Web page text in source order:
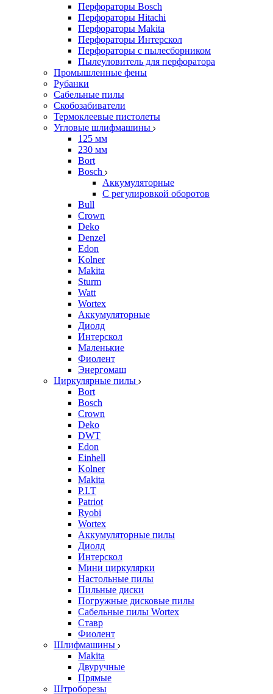
Перфораторы Bosch
Перфораторы Hitachi
Перфораторы Makita
Перфораторы Интерскол
Перфораторы с пылесборником
Пылеуловитель для перфоратора
Промышленные фены
Рубанки
Сабельные пилы
Скобозабиватели
Термоклеевые пистолеты
Угловые шлифмашины
125 мм
230 мм
Bort
Bosch
Аккумуляторные
С регулировкой оборотов
Bull
Crown
Deko
Denzel
Edon
Kolner
Makita
Sturm
Watt
Wortex
Аккумуляторные
Диолд
Интерскол
Маленькие
Фиолент
Энергомаш
Циркулярные пилы
Bort
Bosch
Crown
Deko
DWT
Edon
Einhell
Kolner
Makita
P.I.T
Patriot
Ryobi
Wortex
Аккумуляторные пилы
Диолд
Интерскол
Мини циркулярки
Настольные пилы
Пильные диски
Погружные дисковые пилы
Сабельные пилы Wortex
Ставр
Фиолент
Шлифмашины
Makita
Двуручные
Прямые
Штроборезы